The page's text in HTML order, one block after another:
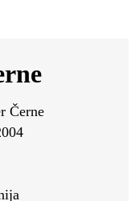
Černe